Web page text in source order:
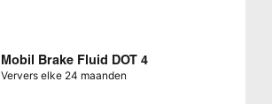
Mobil Brake Fluid DOT 4
Ververs elke 24 maanden